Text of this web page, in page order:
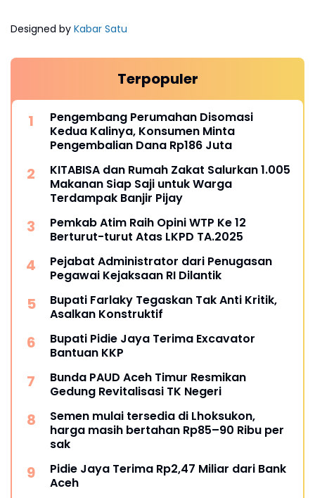
Designed by Kabar Satu
Terpopuler
Pengembang Perumahan Disomasi
Kedua Kalinya, Konsumen Minta
Pengembalian Dana Rp186 Juta
KITABISA dan Rumah Zakat Salurkan 1.005
Makanan Siap Saji untuk Warga
Terdampak Banjir Pijay
Pemkab Atim Raih Opini WTP Ke 12
Berturut-turut Atas LKPD TA.2025
Pejabat Administrator dari Penugasan
Pegawai Kejaksaan RI Dilantik
Bupati Farlaky Tegaskan Tak Anti Kritik,
Asalkan Konstruktif
Bupati Pidie Jaya Terima Excavator
Bantuan KKP
Bunda PAUD Aceh Timur Resmikan
Gedung Revitalisasi TK Negeri
Semen mulai tersedia di Lhoksukon,
harga masih bertahan Rp85–90 Ribu per
sak
Pidie Jaya Terima Rp2,47 Miliar dari Bank
Aceh